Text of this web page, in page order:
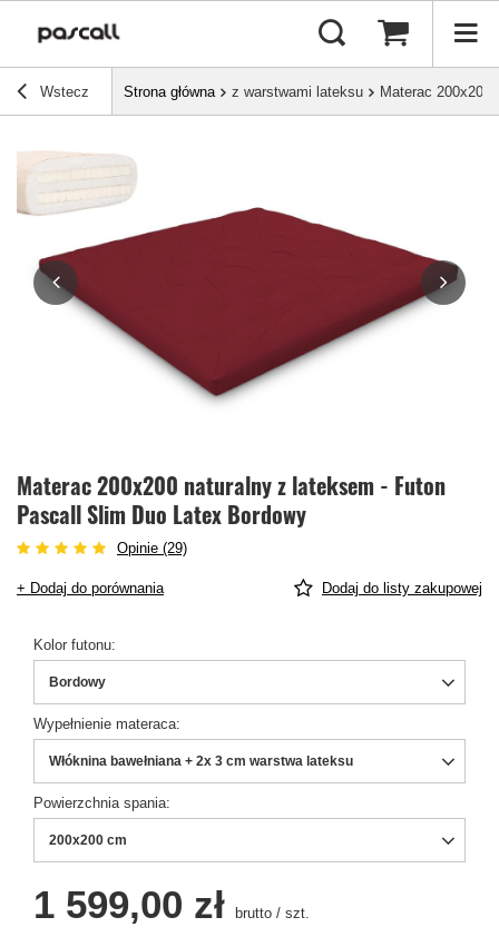
Wstecz Strona główna z warstwami lateksu Materac
Materac 200x200 naturalny z lateksem - Futon
Pascall Slim Duo Latex Bordowy
Opinie (29)
+ Dodaj do porównania Dodaj do listy zakupowej
Kolor futonu
Bordowy
Wypełnienie materaca
Włóknina bawełniana + 2x 3 cm warstwa lateksu
Powierzchnia spania
200x200 cm
1 599,00 zł brutto / szt.